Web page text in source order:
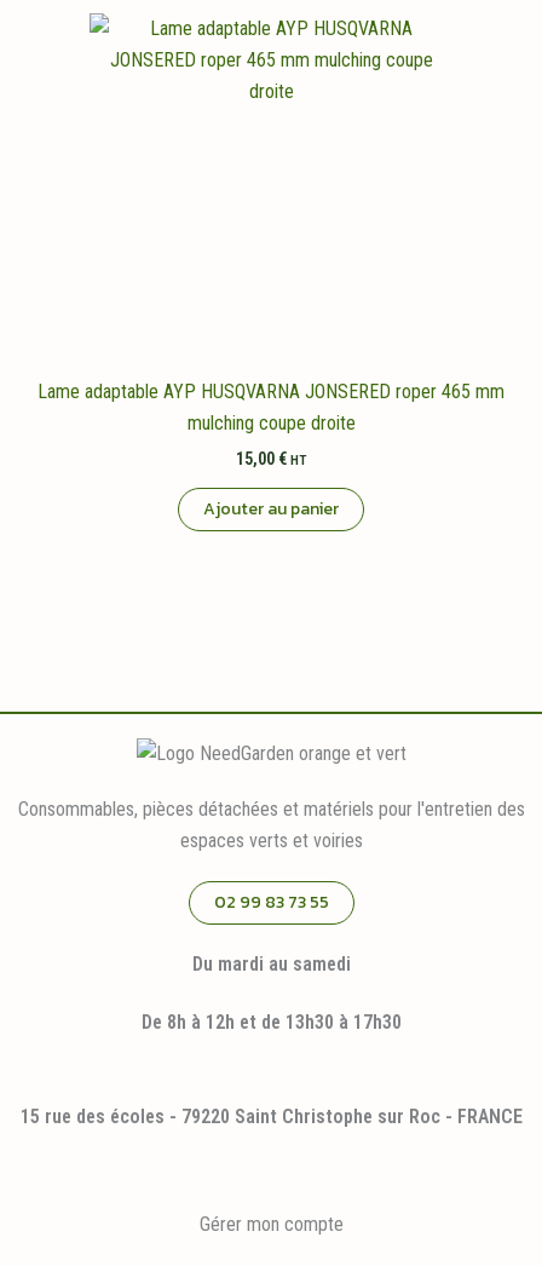
Lame adaptable AYP HUSQVARNA JONSERED roper 465 mm
mulching coupe droite
15,00 € HT
Ajouter au panier
Consommables, pièces détachées et matériels pour l'entretien des
espaces verts et voiries
02 99 83 73 55
Du mardi au samedi
De 8h à 12h et de 13h30 à 17h30
15 rue des écoles - 79220 Saint Christophe sur Roc - FRANCE
Gérer mon compte